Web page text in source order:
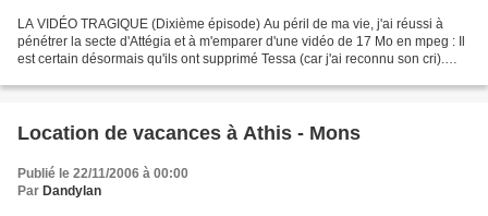
LA VIDÉO TRAGIQUE (Dixième épisode) Au péril de ma vie, j'ai réussi à
pénétrer la secte d'Attégia et à m'emparer d'une vidéo de 17 Mo en mpeg : Il
est certain désormais qu'ils ont supprimé Tessa (car j'ai reconnu son cri).
Location de vacances à Athis - Mons
Publié le 22/11/2006 à 00:00
Par Dandylan